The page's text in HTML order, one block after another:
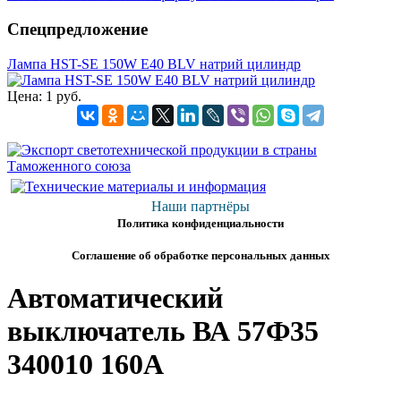
Спецпредложение
Лампа HST-SE 150W E40 BLV натрий цилиндр
Цена: 1 руб.
Наши партнёры
Политика конфиденциальности
Соглашение об обработке персональных данных
Автоматический
выключатель ВА 57Ф35
340010 160А